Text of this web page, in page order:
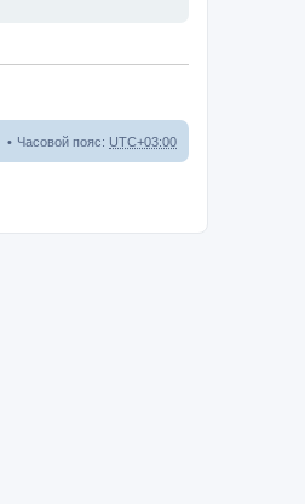
Часовой пояс: UTC+03:00